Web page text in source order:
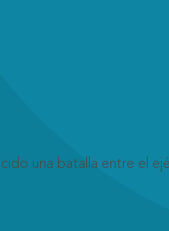
una batalla entre el